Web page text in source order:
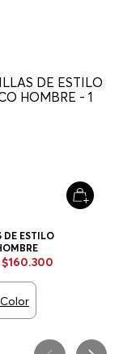
DE ESTILO
$160.300
Color